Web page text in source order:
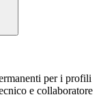
per i profili
e collaboratore